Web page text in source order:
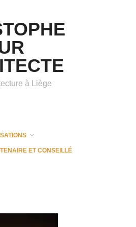
à Liège
ET CONSEILLÉ